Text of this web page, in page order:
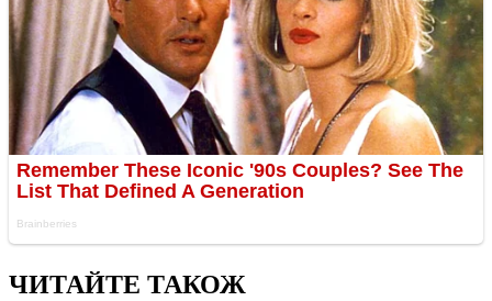
ЧИТАЙТЕ ТАКОЖ